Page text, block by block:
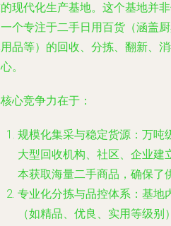
现代化生产基地。这个基地并
个专注于二手日用百货（涵盖
品等）的回收、分拣、翻新、
。
心竞争力在于：
规模化集采与稳定货源 ：万吨
大型回收机构、社区、企业建
本获取海量二手商品，确保了
专业化分拣与品控体系 ：基
（如精品、优良、实用等级